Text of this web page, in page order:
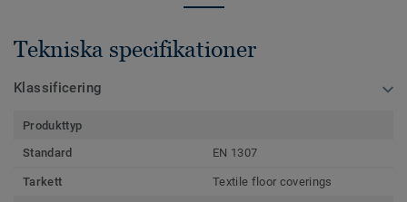
Tekniska specifikationer
Klassificering
Produkttyp
Standard
EN 1307
Tarkett Textile floor coverings